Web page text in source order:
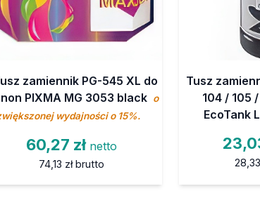
zamiennik PG-545 XL do
PIXMA MG 3053 black o
wydajności o 15%.
60,27 zł netto
74,13 zł brutto
Tusz
104 / 105
EcoTank